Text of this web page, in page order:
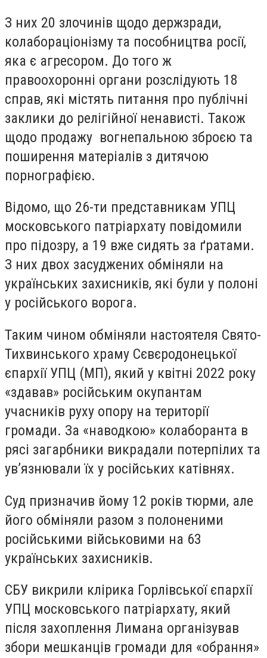
З них 20 злочинів щодо держзради,
колабораціонізму та пособництва росії,
яка є агресором. До того ж
правоохоронні органи розслідують 18
справ, які містять питання про публічні
заклики до релігійної ненависті. Також
щодо продажу вогнепальною зброєю та
поширення матеріалів з дитячою
порнографією.
Відомо, що 26-ти представникам УПЦ
московського патріархату повідомили
про підозру, а 19 вже сидять за ґратами.
З них двох засуджених обміняли на
українських захисників, які були у полоні
у російського ворога.
Таким чином обміняли настоятеля Свято-
Тихвинського храму Сєвєродонецької
єпархії УПЦ (МП), який у квітні 2022 року
«здавав» російським окупантам
учасників руху опору на території
громади. За «наводкою» колаборанта в
рясі загарбники викрадали потерпілих та
ув’язнювали їх у російських катівнях.
Суд призначив йому 12 років тюрми, але
його обміняли разом з полоненими
російськими військовими на 63
українських захисників.
СБУ викрили клірика Горлівської єпархії
УПЦ московського патріархату, який
після захоплення Лимана організував
збори мешканців громади для «обрання»